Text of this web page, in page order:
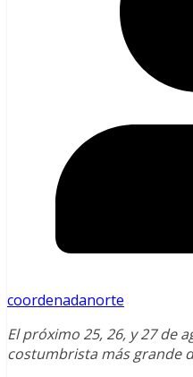
coordenadanorte
El próximo 25, 26, y 27 de
costumbrista más grande